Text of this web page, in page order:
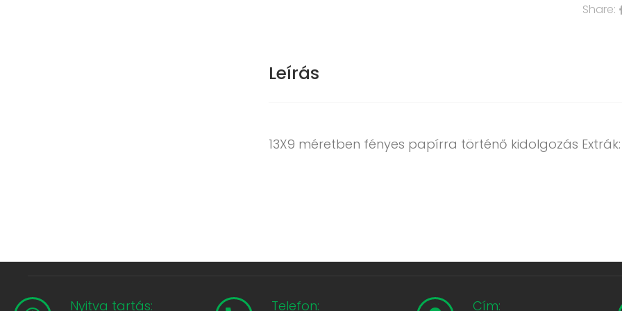
Share:
Leírás
13X9 méretben fényes papírra történő kidolgozás
Nyitva tartás: Telefon: Cím: